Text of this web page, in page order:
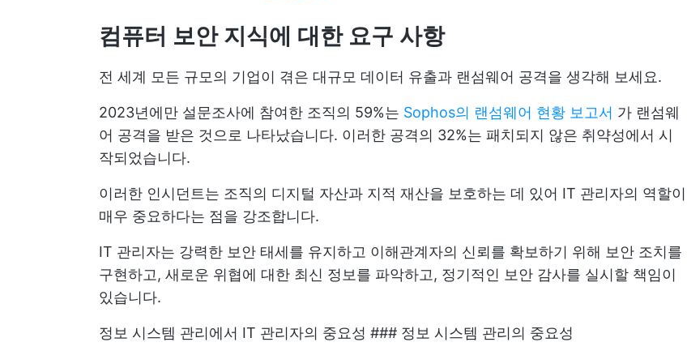
컴퓨터 보안 지식에 대한 요구 사항
전 세계 모든 규모의 기업이 겪은 대규모 데이터 유출과 랜섬웨어 공격을 생각해 보세요.
2023년에만 설문조사에 참여한 조직의 59%는 Sophos의 랜섬웨어 현황 보고서 가 랜섬웨
어 공격을 받은 것으로 나타났습니다. 이러한 공격의 32%는 패치되지 않은 취약성에서 시
작되었습니다.
이러한 인시던트는 조직의 디지털 자산과 지적 재산을 보호하는 데 있어 IT 관리자의 역할이
매우 중요하다는 점을 강조합니다.
IT 관리자는 강력한 보안 태세를 유지하고 이해관계자의 신뢰를 확보하기 위해 보안 조치를
구현하고, 새로운 위협에 대한 최신 정보를 파악하고, 정기적인 보안 감사를 실시할 책임이
있습니다.
정보 시스템 관리에서 IT 관리자의 중요성 ### 정보 시스템 관리의 중요성